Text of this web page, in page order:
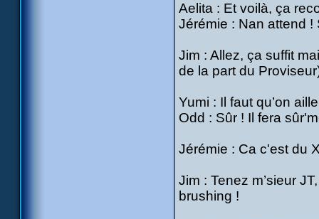
Aelita : Et voilà, ça
Jérémie : Nan attend
Jim : Allez, ça suffit
de la part du
Yumi : Il faut qu’on
Odd : Sûr ! Il fera
Jérémie : Ca c'est du
Jim : Tenez m’sieur
brushing !